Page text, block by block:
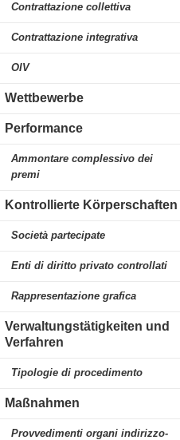
Contrattazione collettiva
Contrattazione integrativa
OIV
Wettbewerbe
Performance
Ammontare complessivo dei
premi
Kontrollierte Körperschaften
Società partecipate
Enti di diritto privato controllati
Rappresentazione grafica
Verwaltungstätigkeiten und
Verfahren
Tipologie di procedimento
Maßnahmen
Provvedimenti organi indirizzo-